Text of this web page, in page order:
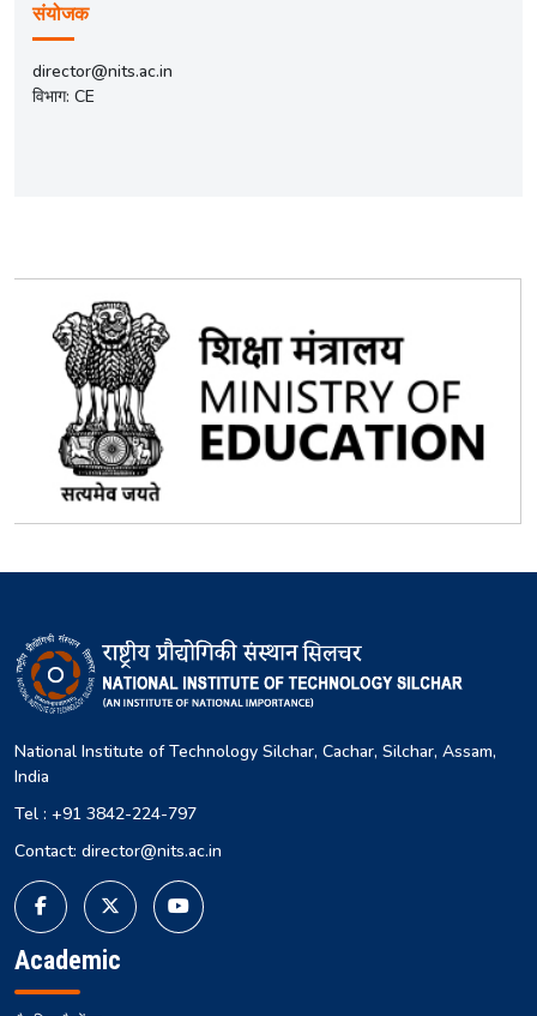
संयोजक
director@nits.ac.in
विभाग: CE
National Institute of Technology Silchar, Cachar, Silchar, Assam,
India
Tel : +91 3842-224-797
Contact: director@nits.ac.in
Academic